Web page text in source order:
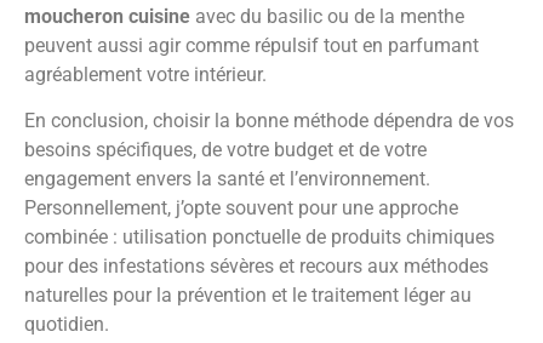
moucheron cuisine avec du basilic ou de la menthe
peuvent aussi agir comme répulsif tout en parfumant
agréablement votre intérieur.
En conclusion, choisir la bonne méthode dépendra de vos
besoins spécifiques, de votre budget et de votre
engagement envers la santé et l’environnement.
Personnellement, j’opte souvent pour une approche
combinée : utilisation ponctuelle de produits chimiques
pour des infestations sévères et recours aux méthodes
naturelles pour la prévention et le traitement léger au
quotidien.